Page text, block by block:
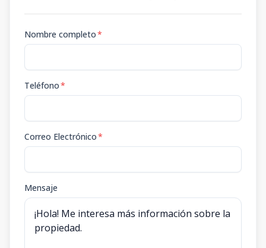
Nombre completo*
Teléfono*
Correo Electrónico*
Mensaje